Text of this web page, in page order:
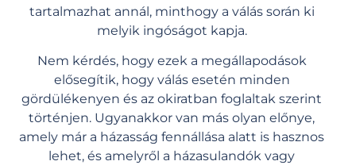
tartalmazhat annál, minthogy a válás során ki
melyik ingóságot kapja.
Nem kérdés, hogy ezek a megállapodások
elősegítik, hogy válás esetén minden
gördülékenyen és az okiratban foglaltak szerint
történjen. Ugyanakkor van más olyan előnye,
amely már a házasság fennállása alatt is hasznos
lehet, és amelyről a házasulandók vagy